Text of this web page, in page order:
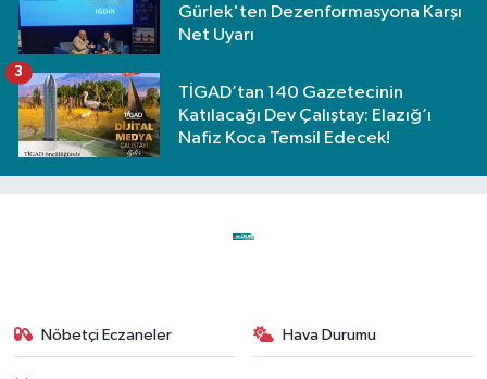
Gürlek'ten Dezenformasyona Karşı
Net Uyarı
TİGAD’tan 140 Gazetecinin
Katılacağı Dev Çalıştay: Elazığ’ı
Nafiz Koca Temsil Edecek!
3
Nöbetçi Eczaneler Hava Durumu